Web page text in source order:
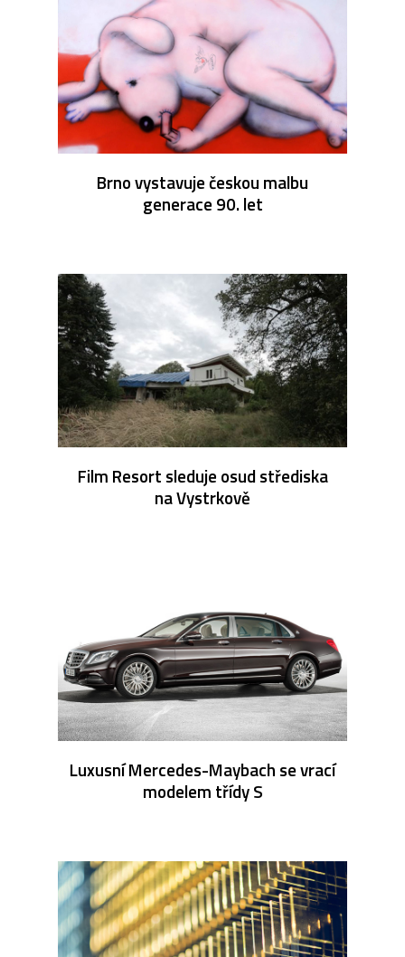
Brno vystavuje českou malbu
generace 90. let
Film Resort sleduje osud střediska
na Vystrkově
Luxusní Mercedes-Maybach se vrací
modelem třídy S